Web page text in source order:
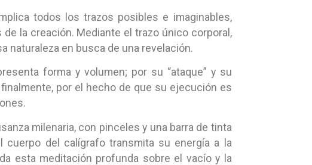
todos los trazos posibles e imaginables,
la creación. Mediante el trazo único corporal,
naturaleza en busca de una revelación.
forma y volumen; por su “ataque” y su
por el hecho de que su ejecución es
milenaria, con pinceles y una barra de tinta
cuerpo del calígrafo transmita su energía a la
esta meditación profunda sobre el vacío y la